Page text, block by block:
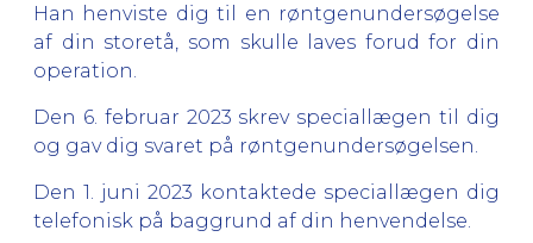
Han henviste dig til en røntgenundersøgelse
af din storetå, som skulle laves forud for din
operation.
Den 6. februar 2023 skrev speciallægen til dig
og gav dig svaret på røntgenundersøgelsen.
Den 1. juni 2023 kontaktede speciallægen dig
telefonisk på baggrund af din henvendelse.